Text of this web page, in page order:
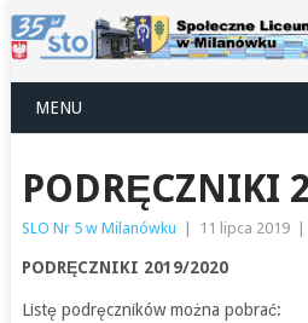
MENU
PODRĘCZNIKI
SLO Nr 5 w Milanówku 11 lipca 2019
PODRĘCZNIKI 2019/2020
Listę podręczników można pobrać: